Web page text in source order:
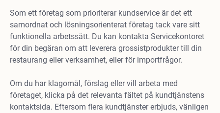
Som ett företag som prioriterar kundservice är det ett
samordnat och lösningsorienterat företag tack vare sitt
funktionella arbetssätt. Du kan kontakta Servicekontoret
för din begäran om att leverera grossistprodukter till din
restaurang eller verksamhet, eller för importfrågor.
Om du har klagomål, förslag eller vill arbeta med
företaget, klicka på det relevanta fältet på kundtjänstens
kontaktsida. Eftersom flera kundtjänster erbjuds, vänligen